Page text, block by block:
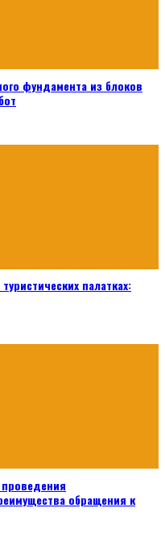
фундамента из блоков
палатках:
обращения к